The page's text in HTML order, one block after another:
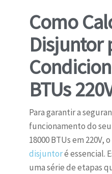
Como
Disjuntor
BTUs
Para garantir a
funcionamento do
18000 BTUs em 220V, o
disjuntoré essencial.
uma série de etapas